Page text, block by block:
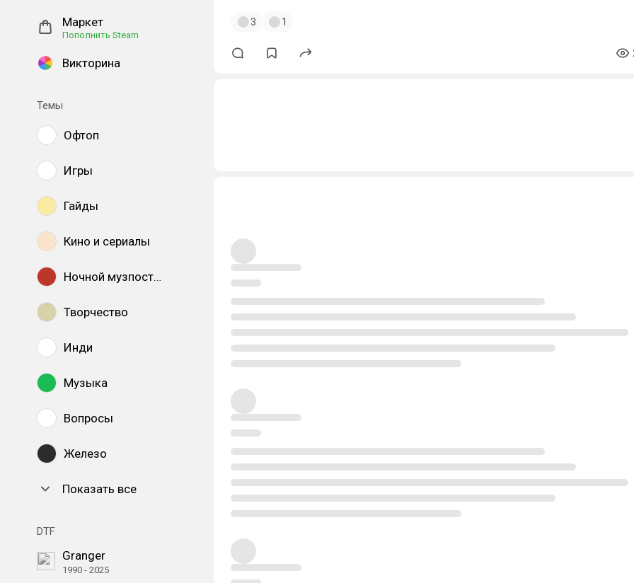
Маркет
Пополнить Steam
Викторина
Темы
Офтоп
Игры
Гайды
Кино и сериалы
Ночной музпостинг
Творчество
Инди
Музыка
Вопросы
Железо
Показать все
DTF
Granger
1990 - 2025
3 1